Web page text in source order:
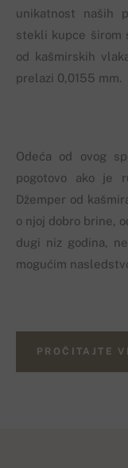
unikatnost naših
stekli kupce širom
od kašmirskih
prelazi 0,0155 mm.
Odeća od ovog
pogotovo ako je
Džemper od
o njoj dobro brine,
dugi niz godina,
mogućim
PROČITAJTE